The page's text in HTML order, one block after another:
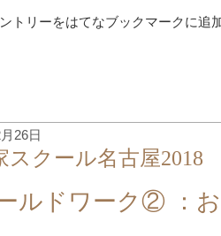
26日
スクール名古屋
ルドワーク② ：